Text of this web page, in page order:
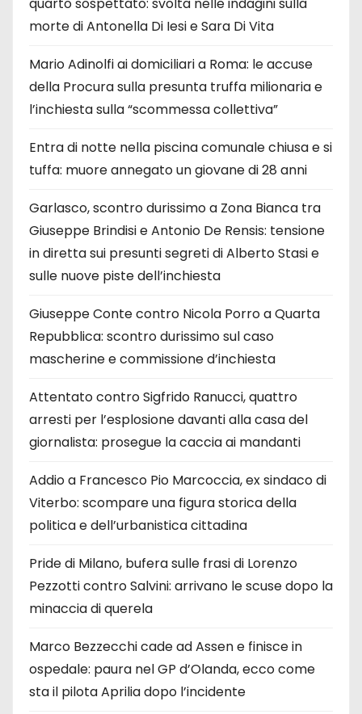
morte di Antonella Di Iesi e Sara Di Vita
Mario Adinolfi ai domiciliari a Roma: le accuse
della Procura sulla presunta truffa milionaria e
l’inchiesta sulla “scommessa collettiva”
Entra di notte nella piscina comunale chiusa e si
tuffa: muore annegato un giovane di 28 anni
Garlasco, scontro durissimo a Zona Bianca tra
Giuseppe Brindisi e Antonio De Rensis: tensione
in diretta sui presunti segreti di Alberto Stasi e
sulle nuove piste dell’inchiesta
Giuseppe Conte contro Nicola Porro a Quarta
Repubblica: scontro durissimo sul caso
mascherine e commissione d’inchiesta
Attentato contro Sigfrido Ranucci, quattro
arresti per l’esplosione davanti alla casa del
giornalista: prosegue la caccia ai mandanti
Addio a Francesco Pio Marcoccia, ex sindaco di
Viterbo: scompare una figura storica della
politica e dell’urbanistica cittadina
Pride di Milano, bufera sulle frasi di Lorenzo
Pezzotti contro Salvini: arrivano le scuse dopo la
minaccia di querela
Marco Bezzecchi cade ad Assen e finisce in
ospedale: paura nel GP d’Olanda, ecco come
sta il pilota Aprilia dopo l’incidente